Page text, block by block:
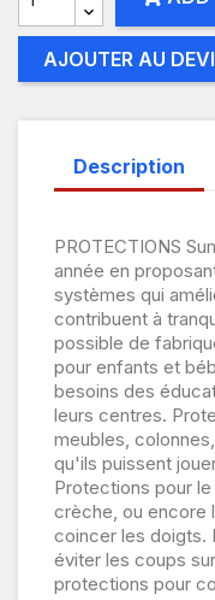
AJOUTER AU
Description
PROTECTIONS
année en
systèmes qui
contribuent à
possible de
pour enfants et
besoins des
leurs centres.
meubles,
qu'ils puissent
Protections pour
crèche, ou encore
coincer les doigts.
éviter les coups
protections pour